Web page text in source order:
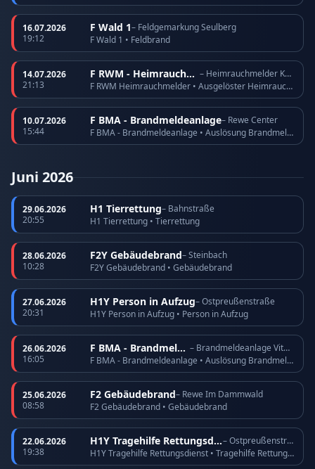
16.07.2026
19:12
F Wald 1– Feldgemarkung Seulberg
F Wald 1 • Feldbrand
14.07.2026
21:13
F RWM - Heimrauchmelder
– Heimrauchmelder Köppern
F RWM Heimrauchmelder • Ausgelöster Heimrauchmelder
10.07.2026
15:44
F BMA - Brandmeldeanlage– Rewe Center
F BMA - Brandmeldeanlage • Auslösung Brandmeldeanlage
Juni 2026
29.06.2026
20:55
H1 Tierrettung– Bahnstraße
H1 Tierrettung • Tierrettung
28.06.2026
10:28
F2Y Gebäudebrand– Steinbach
F2Y Gebäudebrand • Gebäudebrand
27.06.2026
20:31
H1Y Person in Aufzug– Ostpreußenstraße
H1Y Person in Aufzug • Person in Aufzug
26.06.2026
16:05
F BMA - Brandmeldeanlage
– Brandmeldeanlage Vitos Köppern
F BMA - Brandmeldeanlage • Auslösung Brandmeldeanlage
25.06.2026
08:58
F2 Gebäudebrand– Rewe Im Dammwald
F2 Gebäudebrand • Gebäudebrand
22.06.2026
19:38
H1Y Tragehilfe Rettungsdienst
– Ostpreußenstraße
H1Y Tragehilfe Rettungsdienst • Tragehilfe Rettungsdienst